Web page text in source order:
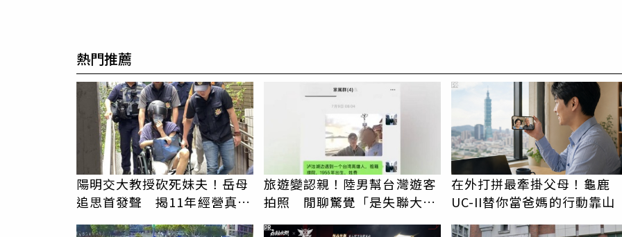
熱門推薦
陽明交大教授砍死妹夫！岳母
追思首發聲 揭11年經營真相
旅遊變認親！陸男幫台灣遊客
拍照 閒聊驚覺「是失聯大
在外打拼最牽掛父母！龜鹿
UC-II替你當爸媽的行動靠山
PR
PR